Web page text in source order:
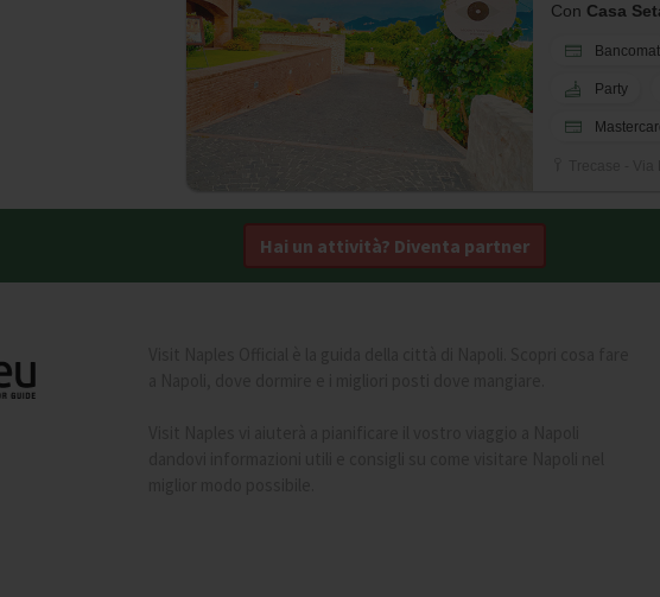
Con Casa
Bancomat
Party
Hai un attività? Diventa partner